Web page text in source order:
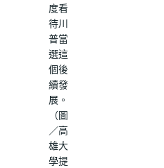
度看
待川
普當
選這
個後
續發
展。
（圖
／高
雄大
學提